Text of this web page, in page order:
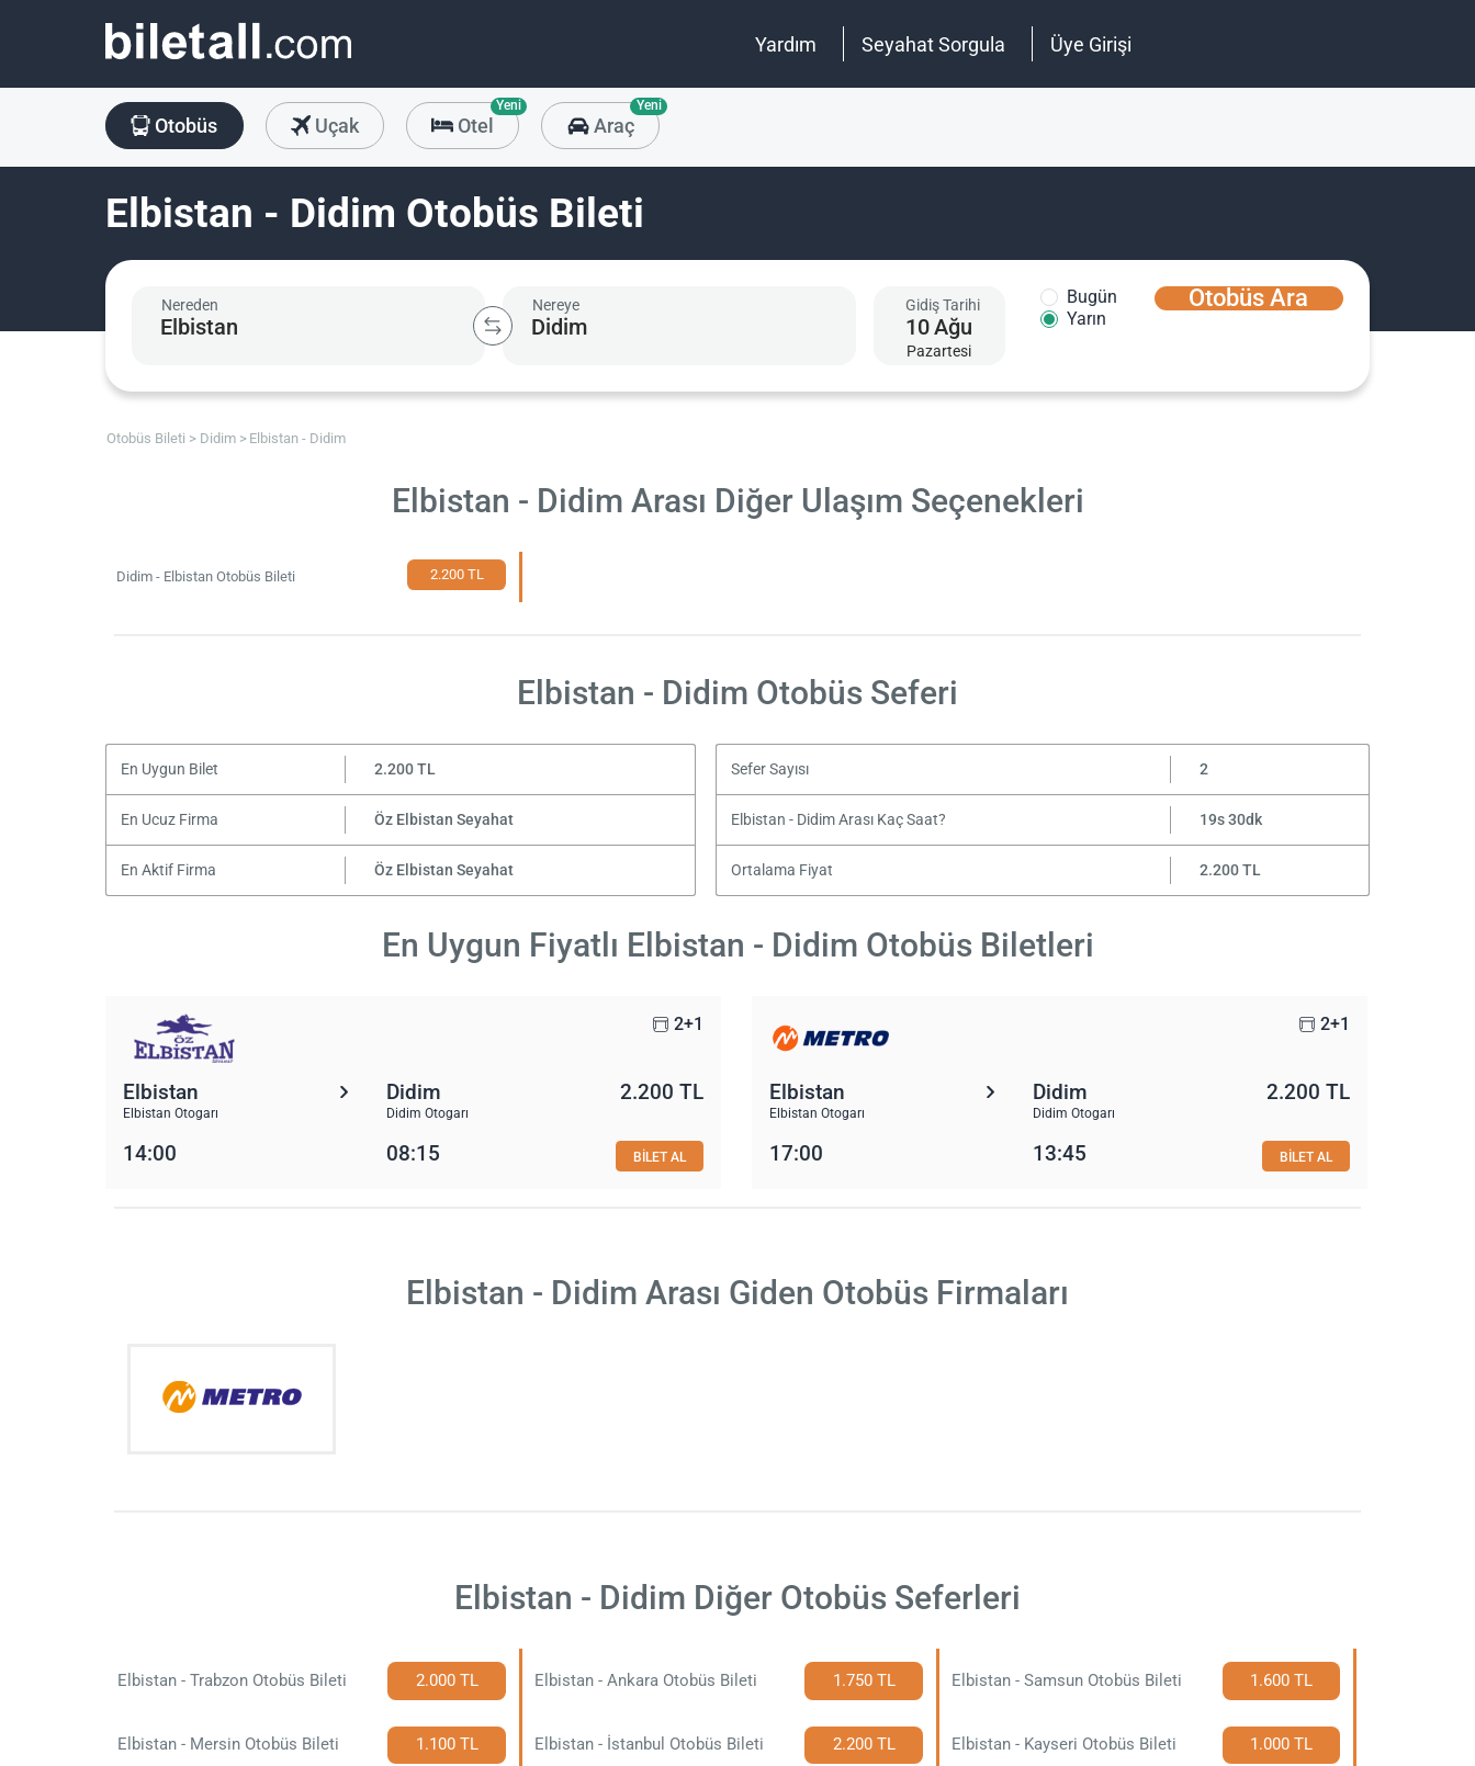
Yardım Seyahat Sorgula Üye Girişi
Otobüs Uçak Otel
Yeni
Araç
Yeni
Elbistan - Didim Otobüs Bileti
Nereden Nereye Gidiş Tarihi
10Ağu
Pazartesi
Bugün
Yarın
Otobüs Ara
Otobüs Bileti Didim Elbistan - Didim
Elbistan - Didim Arası Diğer Ulaşım Seçenekleri
Didim - Elbistan Otobüs Bileti 2.200 TL
Elbistan - Didim Otobüs Seferi
En Uygun Bilet 2.200 TL Sefer Sayısı 2
En Ucuz Firma Öz Elbistan Seyahat Elbistan - Didim Arası Kaç Saat? 19s 30dk
En Aktif Firma Öz Elbistan Seyahat Ortalama Fiyat 2.200 TL
En Uygun Fiyatlı Elbistan - Didim Otobüs Biletleri
2+1
Elbistan
Elbistan Otogarı
Didim
Didim Otogarı
2.200 TL
14:00 08:15 BİLET AL
2+1
Elbistan
Elbistan Otogarı
Didim
Didim Otogarı
2.200 TL
17:00 13:45 BİLET AL
Elbistan - Didim Arası Giden Otobüs Firmaları
Elbistan - Didim Diğer Otobüs Seferleri
Elbistan - Trabzon Otobüs Bileti 2.000 TL Elbistan - Ankara Otobüs Bileti 1.750 TL Elbistan - Samsun Otobüs Bileti 1.600 TL
Elbistan - Mersin Otobüs Bileti 1.100 TL Elbistan - İstanbul Otobüs Bileti 2.200 TL Elbistan - Kayseri Otobüs Bileti 1.000 TL